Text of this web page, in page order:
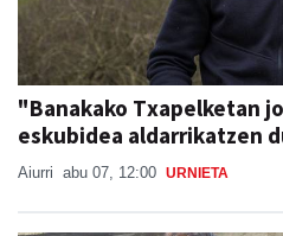
"Banakako Txapelketan
eskubidea aldarrikatzen
Aiurri abu 07, 12:00 URNIETA